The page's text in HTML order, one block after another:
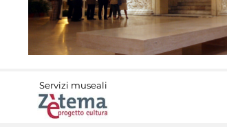
Servizi museali